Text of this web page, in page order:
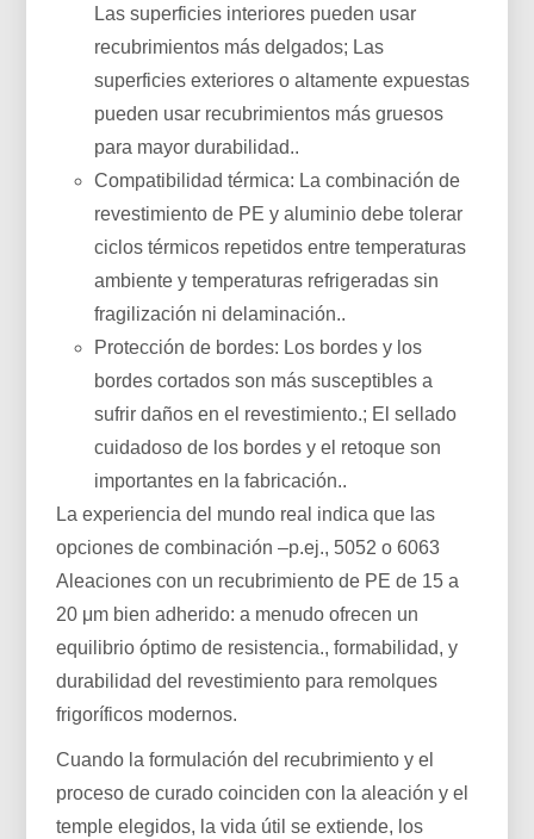
Las superficies interiores pueden usar
recubrimientos más delgados; Las
superficies exteriores o altamente expuestas
pueden usar recubrimientos más gruesos
para mayor durabilidad..
Compatibilidad térmica: La combinación de
revestimiento de PE y aluminio debe tolerar
ciclos térmicos repetidos entre temperaturas
ambiente y temperaturas refrigeradas sin
fragilización ni delaminación..
Protección de bordes: Los bordes y los
bordes cortados son más susceptibles a
sufrir daños en el revestimiento.; El sellado
cuidadoso de los bordes y el retoque son
importantes en la fabricación..
La experiencia del mundo real indica que las
opciones de combinación –p.ej., 5052 o 6063
Aleaciones con un recubrimiento de PE de 15 a
20 μm bien adherido: a menudo ofrecen un
equilibrio óptimo de resistencia., formabilidad, y
durabilidad del revestimiento para remolques
frigoríficos modernos.
Cuando la formulación del recubrimiento y el
proceso de curado coinciden con la aleación y el
temple elegidos, la vida útil se extiende, los